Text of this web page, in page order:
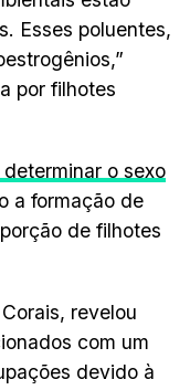
Esses poluentes,
por filhotes
o sexo
a formação de
de filhotes
revelou
com um
devido à